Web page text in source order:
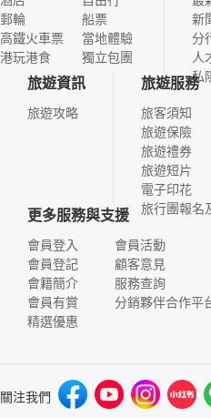
郵輪
高鐵火車票
港玩港食
船票
當地體驗
獨立包團
新
分
人
私
旅遊資訊
旅遊攻略
旅遊服務
旅客須知
旅遊保險
旅遊禮券
旅遊短片
電子印花
旅行團報名
更多服務與支援
會員登入
會員登記
會籍簡介
會員有賞
精選優惠
會員活動
顧客意見
服務查詢
分銷夥伴合作平
關注我們